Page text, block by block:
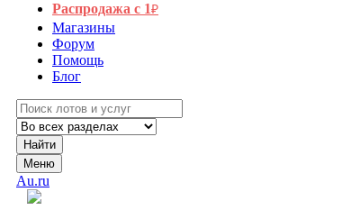
Распродажа с 1₽
Магазины
Форум
Помощь
Блог
Найти
Меню
Au.ru